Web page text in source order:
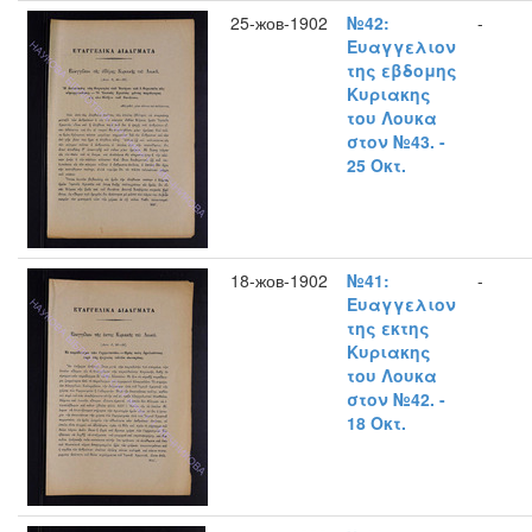
25-жов-1902
№42:
Ευαγγελιον
της εβδομης
Κυριακης
του Λουκα
στον №43. -
25 Οκτ.
-
18-жов-1902
№41:
Ευαγγελιον
της εκτης
Κυριακης
του Λουκα
στον №42. -
18 Οκτ.
-